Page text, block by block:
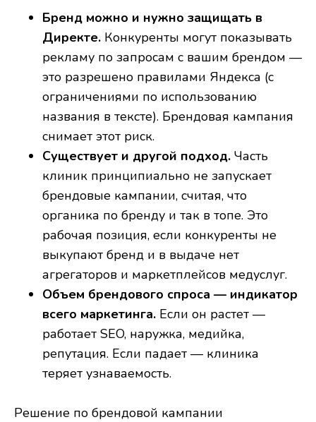
Бренд можно и нужно защищать в
Директе. Конкуренты могут показывать
рекламу по запросам с вашим брендом —
это разрешено правилами Яндекса (с
ограничениями по использованию
названия в тексте). Брендовая кампания
снимает этот риск.
Существует и другой подход. Часть
клиник принципиально не запускает
брендовые кампании, считая, что
органика по бренду и так в топе. Это
рабочая позиция, если конкуренты не
выкупают бренд и в выдаче нет
агрегаторов и маркетплейсов медуслуг.
Объем брендового спроса — индикатор
всего маркетинга. Если он растет —
работает SEO, наружка, медийка,
репутация. Если падает — клиника
теряет узнаваемость.
Решение по брендовой кампании